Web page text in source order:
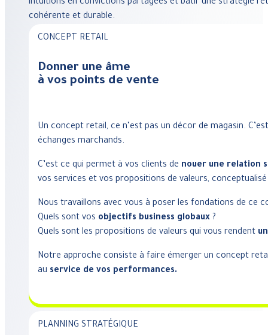
intuitions en convictions partagées et bâtir une stratégie
cohérente et durable.
CONCEPT RETAIL
Donner une âme
à vos points de vente
Un concept retail, ce n’est pas un décor de magasin. C’est
échanges marchands.
C’est ce qui permet à vos clients de nouer une relation
vos services et vos propositions de valeurs,
Nous travaillons avec vous à poser les fondations de ce
Quels sont vos objectifs business globaux ?
Quels sont les propositions de valeurs qui vous rendent
Notre approche consiste à faire émerger un concept
au service de vos performances.
PLANNING STRATÉGIQUE